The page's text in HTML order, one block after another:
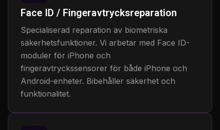
Face ID / Fingeravtrycksreparation
Specialiserad reparation av biometriska
säkerhetsfunktioner. Vi arbetar med Face ID-
moduler för iPhone och
fingeravtryckssensorer för både iPhone och
Android-enheter. Bibehåller säkerhet och
funktionalitet.